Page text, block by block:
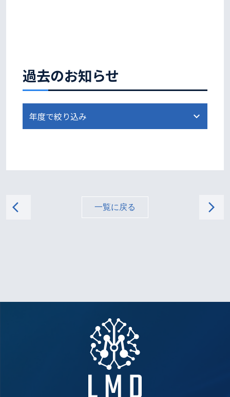
過去のお知らせ
arrow_back_ios 一覧に戻る arrow_forward_ios